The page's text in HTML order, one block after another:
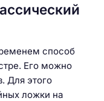
способ
Его можно
Для этого
ложки на